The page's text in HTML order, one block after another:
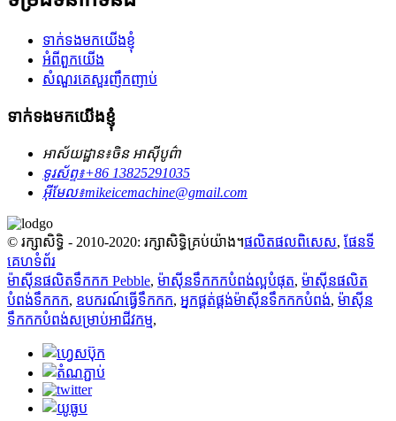
ទាក់ទងមកយើងខ្ញុំ
អំពីពួកយើង
សំណួរគេសួរញឹកញាប់
ទាក់ទងមកយើងខ្ញុំ
អាស័យដ្ឋាន៖ចិន អាស៊ីបូព៌ា
ទូរស័ព្ទ៖+86 13825291035
អ៊ីមែល៖mikeicemachine@gmail.com
© រក្សាសិទ្ធិ - 2010-2020: រក្សាសិទ្ធិគ្រប់យ៉ាង។ផលិតផលពិសេស, ផែនទី
គេហទំព័រ
ម៉ាស៊ីនផលិតទឹកកក Pebble, ម៉ាស៊ីនទឹកកកបំពង់ល្អបំផុត, ម៉ាស៊ីនផលិត
បំពង់ទឹកកក, ឧបករណ៍ធ្វើទឹកកក, អ្នកផ្គត់ផ្គង់ម៉ាស៊ីនទឹកកកបំពង់, ម៉ាស៊ីន
ទឹកកកបំពង់សម្រាប់អាជីវកម្ម,